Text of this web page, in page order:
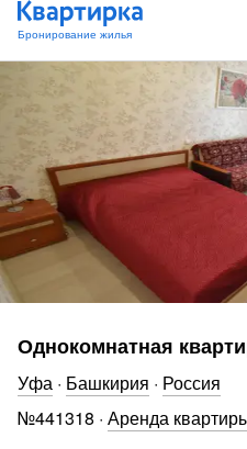
Однокомнатная
Уфа · Башкирия · Россия
№441318 · Аренда